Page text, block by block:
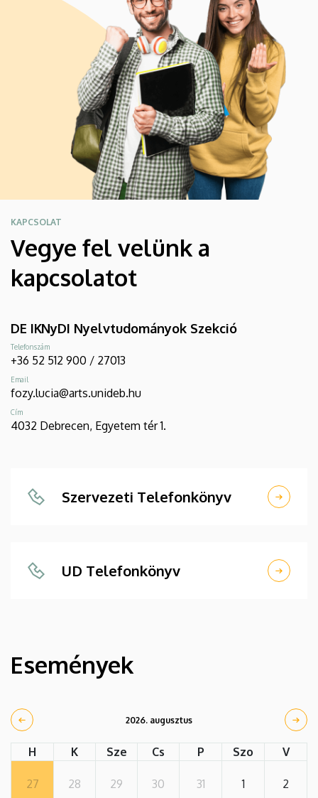
KAPCSOLAT
Vegye fel velünk a
kapcsolatot
DE IKNyDI Nyelvtudományok Szekció
Telefonszám
+36 52 512 900 / 27013
Email
fozy.lucia@arts.unideb.hu
Cím
4032 Debrecen, Egyetem tér 1.
Szervezeti Telefonkönyv
UD Telefonkönyv
Események
2026. augusztus
H K Sze Cs P Szo V
27 28 29 30 31 1 2